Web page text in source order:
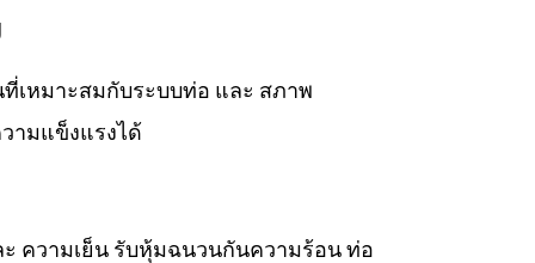
เหมาะสมกับระบบท่อ และ สภาพ
ามแข็งแรงได้
ความเย็น รับหุ้มฉนวนกันความร้อน ท่อ